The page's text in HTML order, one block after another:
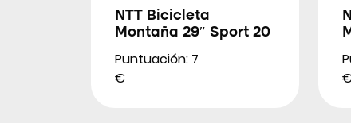
NTT Bicicleta
Montaña 29″ Sport 20
Puntuación: 7
€
€